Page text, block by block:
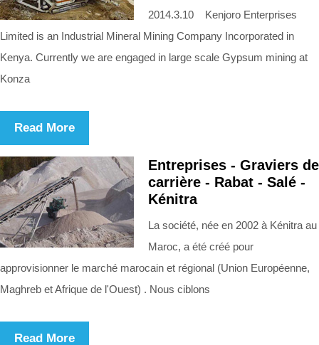
2014.3.10 Kenjoro Enterprises
Limited is an Industrial Mineral Mining Company Incorporated in
Kenya. Currently we are engaged in large scale Gypsum mining at
Konza
Read More
Entreprises - Graviers de
carrière - Rabat - Salé -
Kénitra
La société, née en 2002 à Kénitra au
Maroc, a été créé pour
approvisionner le marché marocain et régional (Union Européenne,
Maghreb et Afrique de l'Ouest) . Nous ciblons
Read More